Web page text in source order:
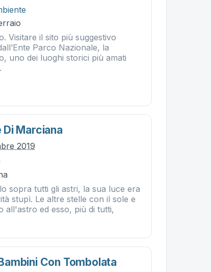
Visitare il sito più suggestivo
Parco Nazionale, la
uno dei luoghi storici più amati
Marciana
2019
sopra tutti gli astri, la sua luce era
stupì. Le altre stelle con il sole e
all'astro ed esso, più di tutti,
Con Tombolata